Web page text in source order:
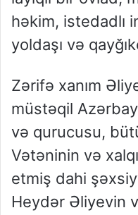
həkim, istedadlı
yoldaşı və
Zərifə xanım
müstəqil
və qurucusu,
Vətəninin və
etmiş dahi
Heydər Əliyevin